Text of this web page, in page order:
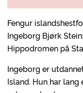
Fengur
Ingeborg Bjørk
Hippodromen på
Ingeborg er
Island. Hun har